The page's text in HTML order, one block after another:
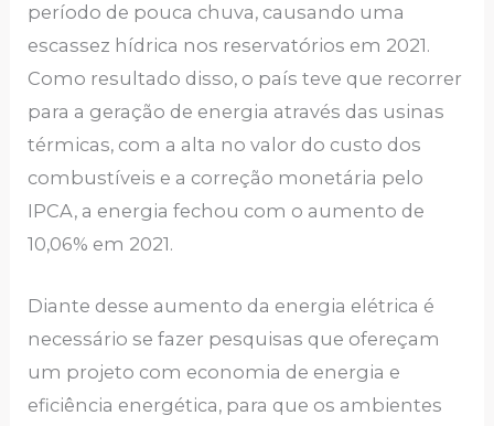
período de pouca chuva, causando uma
escassez hídrica nos reservatórios em 2021.
Como resultado disso, o país teve que recorrer
para a geração de energia através das usinas
térmicas, com a alta no valor do custo dos
combustíveis e a correção monetária pelo
IPCA, a energia fechou com o aumento de
10,06% em 2021.
Diante desse aumento da energia elétrica é
necessário se fazer pesquisas que ofereçam
um projeto com economia de energia e
eficiência energética, para que os ambientes